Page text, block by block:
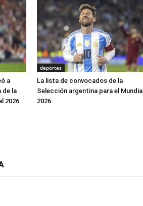
a
de la
2026
deportes
La lista de convocados de la
Selección argentina para el Mundial
2026